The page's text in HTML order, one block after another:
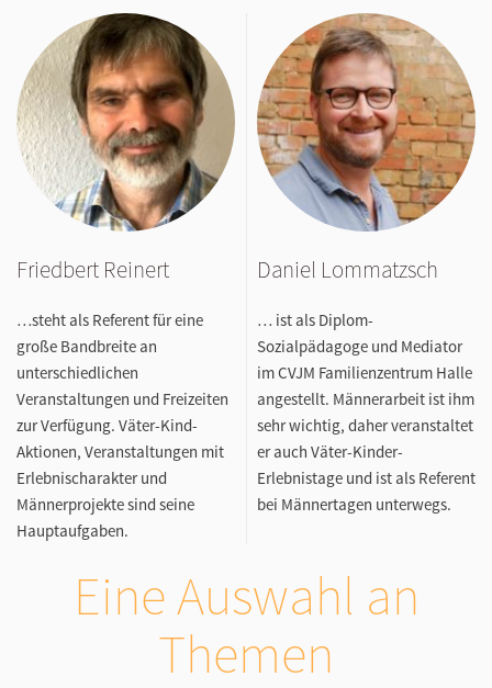
Friedbert Reinert
…steht als Referent für eine
große Bandbreite an
unterschiedlichen
Veranstaltungen und Freizeiten
zur Verfügung. Väter-Kind-
Aktionen, Veranstaltungen mit
Erlebnischarakter und
Männerprojekte sind seine
Hauptaufgaben.
Daniel Lommatzsch
… ist als Diplom-
Sozialpädagoge und Mediator
im CVJM Familienzentrum Halle
angestellt. Männerarbeit ist ihm
sehr wichtig, daher veranstaltet
er auch Väter-Kinder-
Erlebnistage und ist als Referent
bei Männertagen unterwegs.
Eine Auswahl an
Themen